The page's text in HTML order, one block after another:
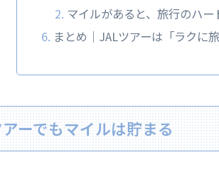
マイルがあると、旅行のハー
まとめ｜JALツアーは「ラクに
ーでもマイルは貯まる